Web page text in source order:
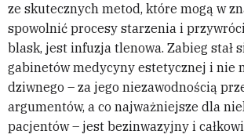
ze skutecznych metod, które mogą w
spowolnić procesy starzenia i
blask, jest infuzja tlenowa. Zabieg stał
gabinetów medycyny estetycznej i nie
dziwnego – za jego niezawodnością
argumentów, a co najważniejsze dla
pacjentów – jest bezinwazyjny i